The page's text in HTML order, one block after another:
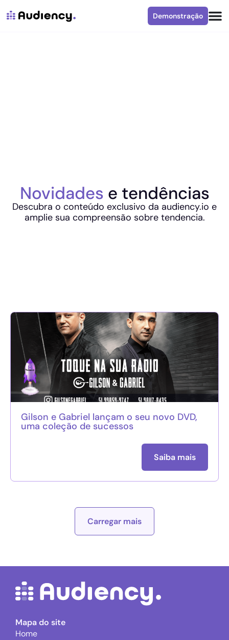
Demonstração
Novidades e tendências
Descubra o conteúdo exclusivo da audiency.io e
amplie sua compreensão sobre tendencia.
Gilson e Gabriel lançam o seu novo DVD,
uma coleção de sucessos
Saiba mais
Carregar mais
Mapa do site
Home